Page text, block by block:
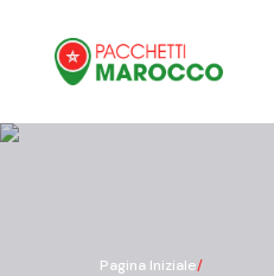
Pagina Iniziale/